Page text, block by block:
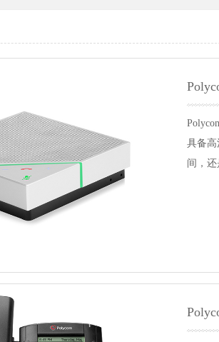
具备高
间，